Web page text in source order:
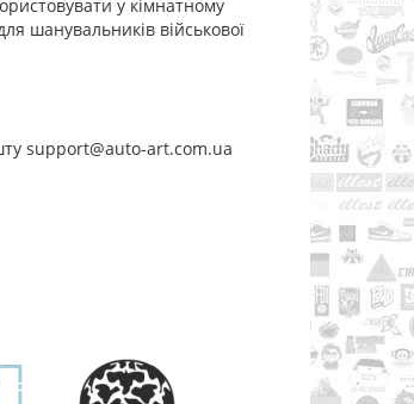
у кімнатному
шанувальників військової
support@auto-art.com.ua